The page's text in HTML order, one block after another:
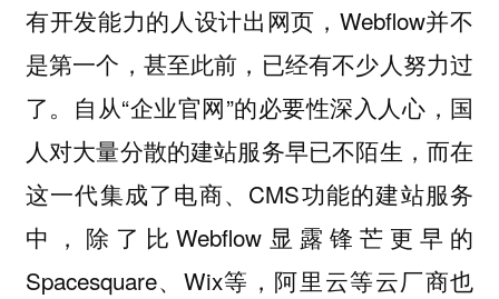
有开发能力的人设计出网页，Webflow并不
是第一个，甚至此前，已经有不少人努力过
了。自从“企业官网”的必要性深入人心，国
人对大量分散的建站服务早已不陌生，而在
这一代集成了电商、CMS功能的建站服务
中，除了比Webflow显露锋芒更早的
Spacesquare、Wix等，阿里云等云厂商也